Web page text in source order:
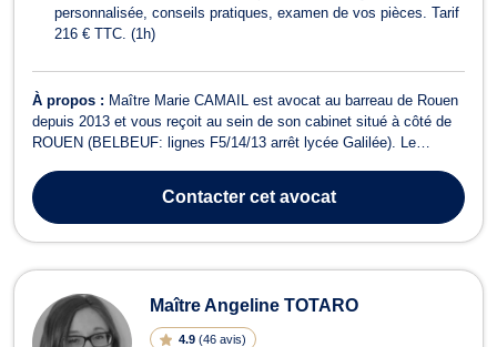
personnalisée, conseils pratiques, examen de vos pièces. Tarif
216 € TTC. (1h)
À propos : Maître Marie CAMAIL est avocat au barreau de Rouen
depuis 2013 et vous reçoit au sein de son cabinet situé à côté de
ROUEN (BELBEUF: lignes F5/14/13 arrêt lycée Galilée). Le
SUR ANDELLE Maître Marie CAMAIL intervient en droit
administratif, à ce titre elle vous conseil...
Contactercet avocat
Maître Angeline TOTARO
4.9 (46 avis)